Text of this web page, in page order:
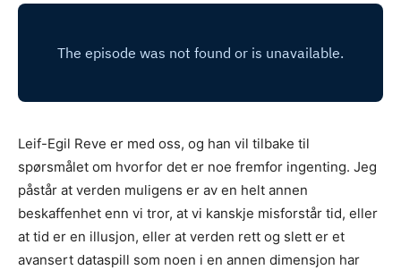
Leif-Egil Reve er med oss, og han vil tilbake til
spørsmålet om hvorfor det er noe fremfor ingenting. Jeg
påstår at verden muligens er av en helt annen
beskaffenhet enn vi tror, at vi kanskje misforstår tid, eller
at tid er en illusjon, eller at verden rett og slett er et
avansert dataspill som noen i en annen dimensjon har